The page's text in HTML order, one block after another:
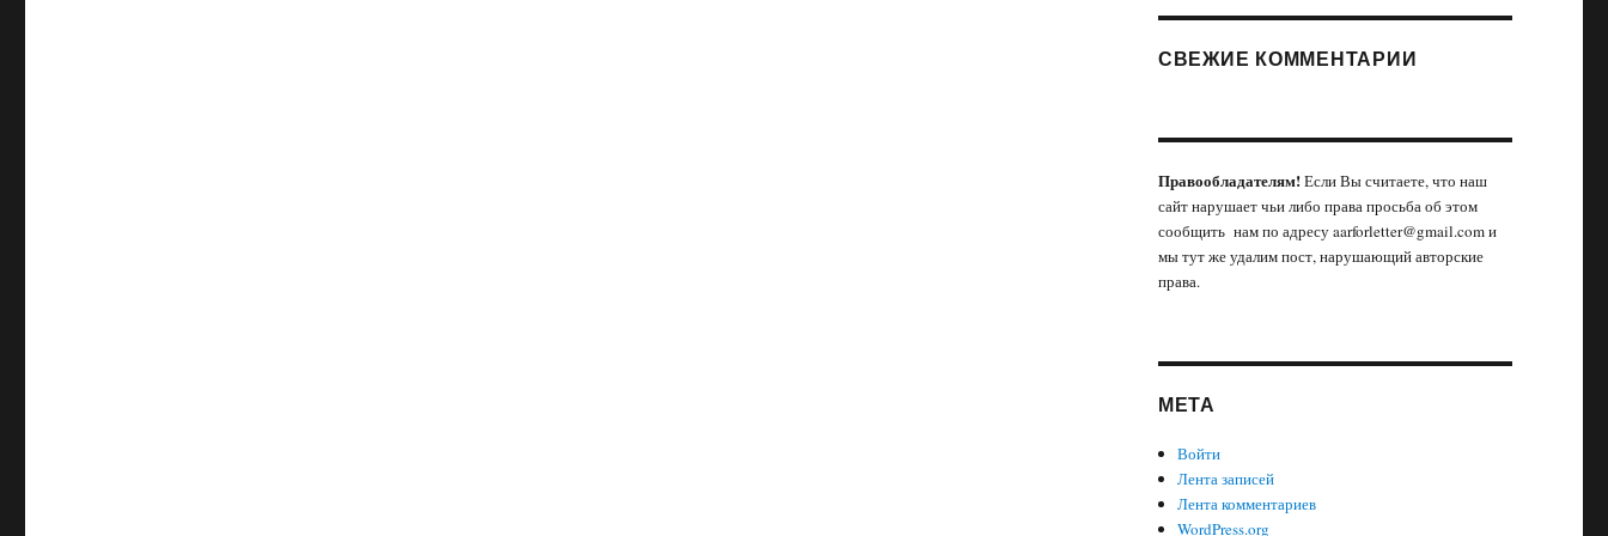
СВЕЖИЕ КОММЕНТАРИИ
Правообладателям!Если Вы считаете, что наш
сайт нарушает чьи либо права просьба об этом
сообщить нам по адресу aarforletter@gmail.com и
мы тут же удалим пост, нарушающий авторские
права.
МЕТА
Войти
Лента записей
Лента комментариев
WordPress.org